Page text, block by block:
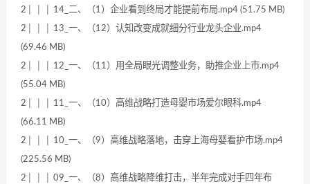
2│ │ │ 14_二、（1）企业看到终局才能提前布局.mp4 (51.75 MB)
2│ │ │ 13_一、（12）认知改变成就细分行业龙头企业.mp4
(69.46 MB)
2│ │ │ 12_一、（11）用全局眼光调整业务，助推企业上市.mp4
(55.04 MB)
2│ │ │ 11_一、（10）高维战略打造母婴市场爱尔眼科.mp4
(66.11 MB)
2│ │ │ 10_一、（9）高维战略落地，击穿上海母婴看护市场.mp4
(225.56 MB)
2│ │ │ 09_一、（8）高维战略降维打击，半年完成对手四年布